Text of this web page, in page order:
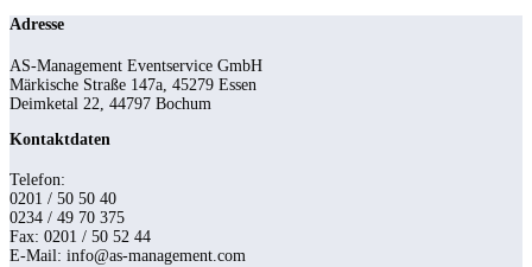
Adresse
AS-Management Eventservice GmbH
Märkische Straße 147a, 45279 Essen
Deimketal 22, 44797 Bochum
Kontaktdaten
Telefon:
0201 / 50 50 40
0234 / 49 70 375
Fax: 0201 / 50 52 44
E-Mail: info@as-management.com